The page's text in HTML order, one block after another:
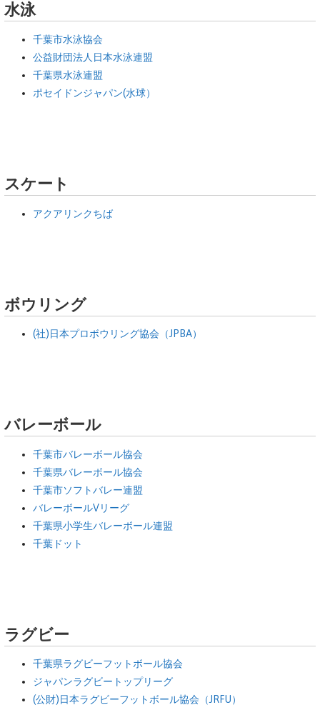
水泳
千葉市水泳協会
公益財団法人日本水泳連盟
千葉県水泳連盟
ポセイドンジャパン(水球）
スケート
アクアリンクちば
ボウリング
(社)日本プロボウリング協会（JPBA）
バレーボール
千葉市バレーボール協会
千葉県バレーボール協会
千葉市ソフトバレー連盟
バレーボールVリーグ
千葉県小学生バレーボール連盟
千葉ドット
ラグビー
千葉県ラグビーフットボール協会
ジャパンラグビートップリーグ
(公財)日本ラグビーフットボール協会（JRFU）